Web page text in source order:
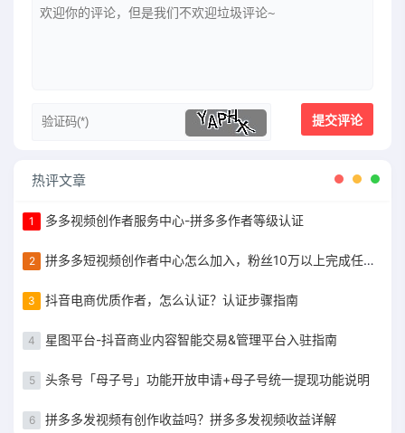
热评文章
1 多多视频创作者服务中心-拼多多作者等级认证
2 拼多多短视频创作者中心怎么加入，粉丝10万以上完成任务获得现金补贴
3 抖音电商优质作者，怎么认证？认证步骤指南
4 星图平台-抖音商业内容智能交易&管理平台入驻指南
5 头条号「母子号」功能开放申请+母子号统一提现功能说明
6 拼多多发视频有创作收益吗？拼多多发视频收益详解